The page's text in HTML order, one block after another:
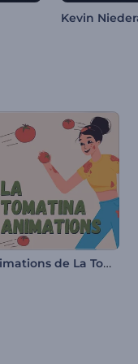
Kevin
Animations de La Tomatina